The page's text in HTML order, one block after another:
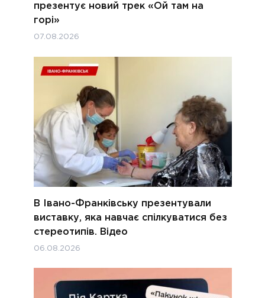
презентує новий трек «Ой там на
горі»
07.08.2026
В Івано-Франківську презентували
виставку, яка навчає спілкуватися без
стереотипів. Відео
06.08.2026